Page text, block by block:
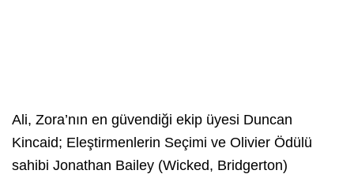
Ali, Zora’nın en güvendiği ekip üyesi Duncan
Kincaid; Eleştirmenlerin Seçimi ve Olivier Ödülü
sahibi Jonathan Bailey (Wicked, Bridgerton)